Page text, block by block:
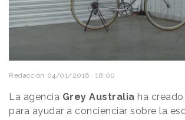
Redacción 04/01/2016 · 18:00
La agencia Grey Australia ha
para ayudar a concienciar sobre la